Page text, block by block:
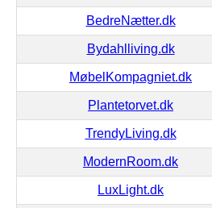
BedreNætter.dk
Bydahlliving.dk
MøbelKompagniet.dk
Plantetorvet.dk
TrendyLiving.dk
ModernRoom.dk
LuxLight.dk